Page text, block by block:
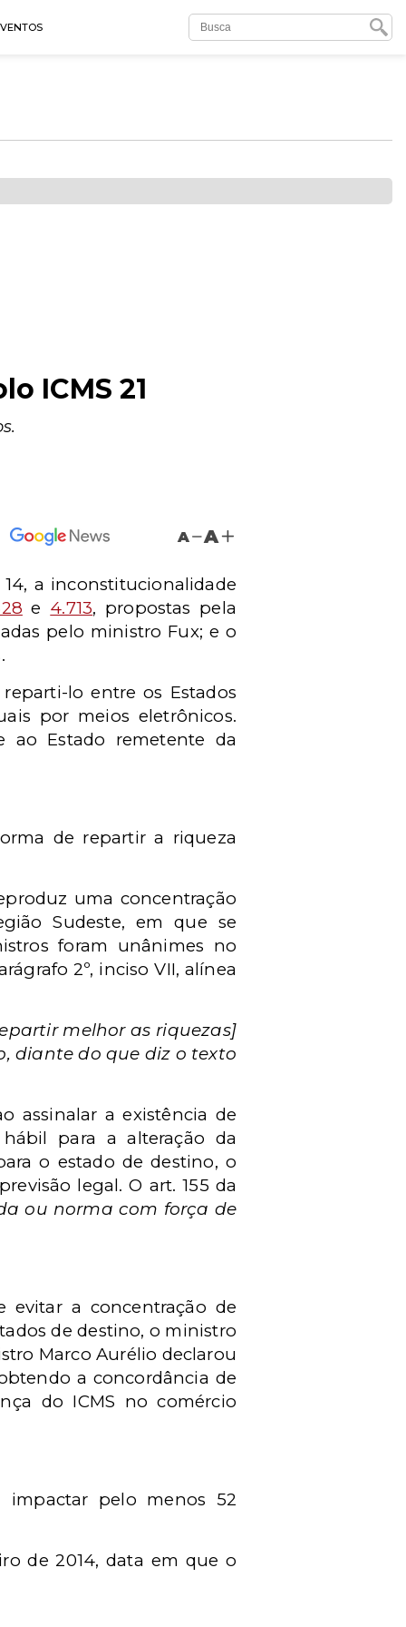
ICMS 21
A A
a inconstitucionalidade
e 4.713, propostas pela
pelo ministro Fux; e o
lo entre os Estados
por meios eletrônicos.
ao Estado remetente da
de repartir a riqueza
uma concentração
Sudeste, em que se
foram unânimes no
2º, inciso VII, alínea
melhor as riquezas]
diante do que diz o texto
assinalar a existência de
para a alteração da
o estado de destino, o
legal. O art. 155 da
ou norma com força de
evitar a concentração de
de destino, o ministro
Marco Aurélio declarou
a concordância de
do ICMS no comércio
impactar pelo menos 52
de 2014, data em que o